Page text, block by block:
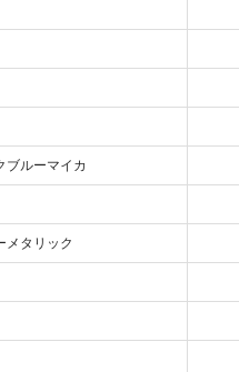
ブルーマイカ
メタリック